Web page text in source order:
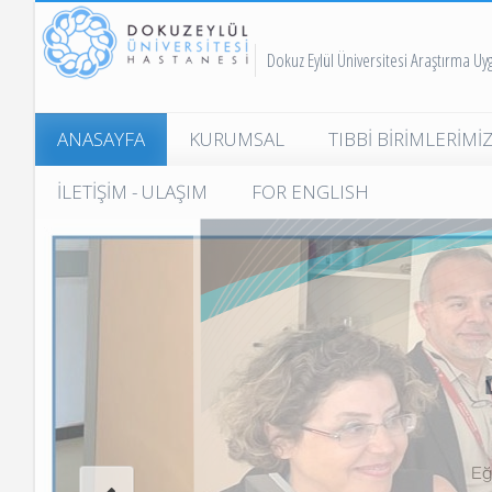
Dokuz Eylül Üniversitesi Araştırma
ANASAYFA
KURUMSAL
Hastane Başhekimliği
Hastane Başmüdürlüğü
Hastane Genel Organizasyon
Hastane Mali Hizmetler
Müdürlüğü
TIBBİ BİRİMLERİMİZ
Nevvar Salih
Hastanesi
Merkez Laboratuvarı
Doku Tipleme ve
Transplantasyon
Lab.
İLETİŞİM - ULAŞIM FOR ENGLISH